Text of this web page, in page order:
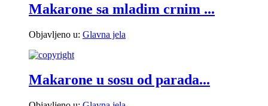
Makarone sa mladim crnim ...
Objavljeno u: Glavna jela
Makarone u sosu od parada...